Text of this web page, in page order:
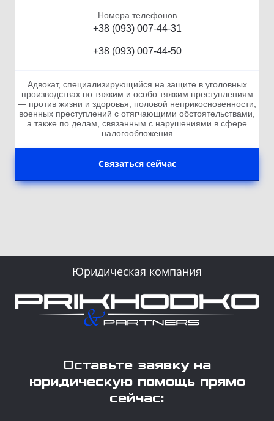
Номера телефонов
+38 (093) 007-44-31
+38 (093) 007-44-50
Адвокат, специализирующийся на защите в уголовных
производствах по тяжким и особо тяжким преступлениям
— против жизни и здоровья, половой неприкосновенности,
военных преступлений с отягчающими обстоятельствами,
а также по делам, связанным с нарушениями в сфере
налогообложения
Связаться сейчас
Юридическая компания
Оставьте заявку на
юридическую помощь прямо
сейчас: